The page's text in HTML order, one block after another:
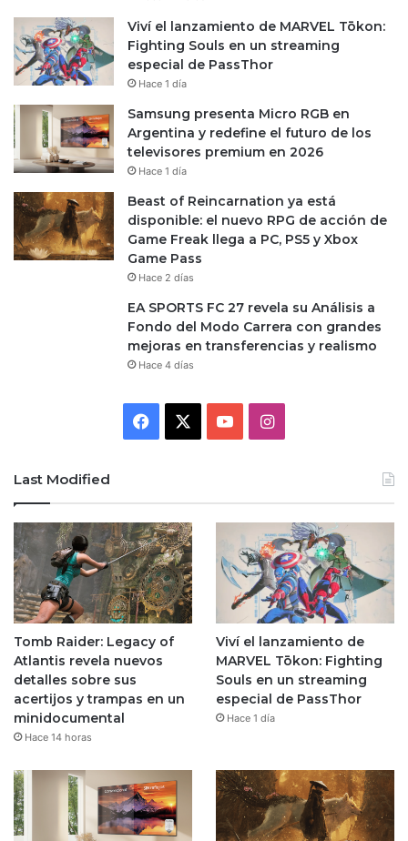
Viví el lanzamiento de MARVEL Tōkon:
Fighting Souls en un streaming
especial de PassThor
Hace 1 día
Samsung presenta Micro RGB en
Argentina y redefine el futuro de los
televisores premium en 2026
Hace 1 día
Beast of Reincarnation ya está
disponible: el nuevo RPG de acción de
Game Freak llega a PC, PS5 y Xbox
Game Pass
Hace 2 días
EA SPORTS FC 27 revela su Análisis a
Fondo del Modo Carrera con grandes
mejoras en transferencias y realismo
Hace 4 días
Facebook YouTubeInstagram
Last Modified
Tomb Raider: Legacy of
Atlantis revela nuevos
detalles sobre sus
acertijos y trampas en un
minidocumental
Hace 14 horas
Viví el lanzamiento de
MARVEL Tōkon: Fighting
Souls en un streaming
especial de PassThor
Hace 1 día